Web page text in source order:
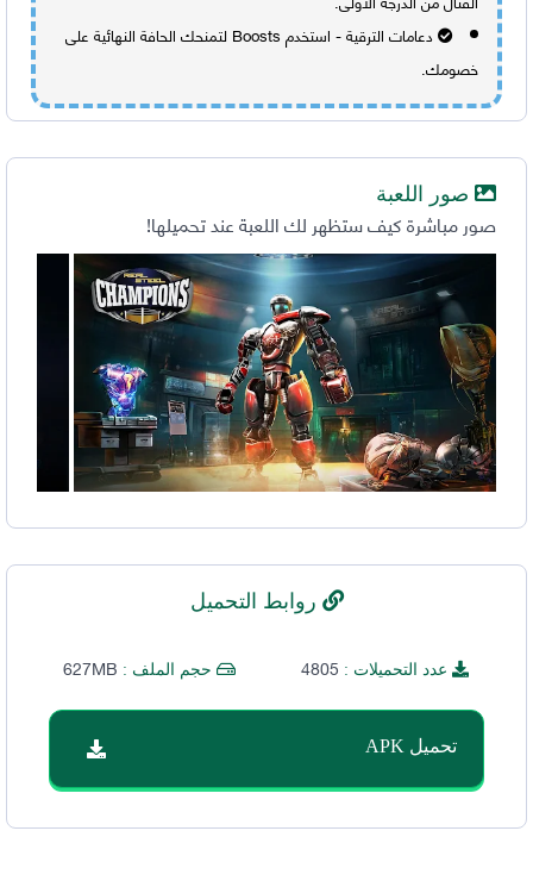
دعامات الترقية - استخدم Boosts لتمنحك الحافة النهائية على
خصومك.
صور اللعبة
صور مباشرة كيف ستظهر لك اللعبة عند تحميلها!
روابط التحميل
عدد التحميلات : 4805 حجم الملف : 627MB
تحميل APK